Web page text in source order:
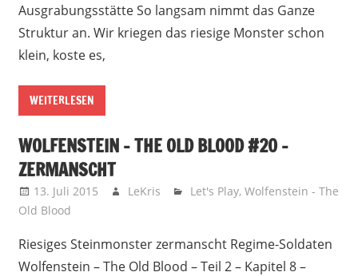
Ausgrabungsstätte So langsam nimmt das Ganze
Struktur an. Wir kriegen das riesige Monster schon
klein, koste es,
WEITERLESEN
WOLFENSTEIN – THE OLD BLOOD #20 –
ZERMANSCHT
13. Juli 2015 LeKris Let's Play,Wolfenstein - The
Old Blood
Riesiges Steinmonster zermanscht Regime-Soldaten
Wolfenstein – The Old Blood – Teil 2 – Kapitel 8 –